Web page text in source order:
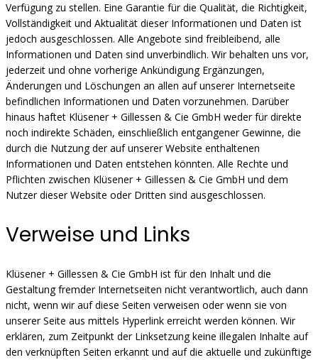
Verfügung zu stellen. Eine Garantie für die Qualität, die Richtigkeit,
Vollständigkeit und Aktualität dieser Informationen und Daten ist
jedoch ausgeschlossen. Alle Angebote sind freibleibend, alle
Informationen und Daten sind unverbindlich. Wir behalten uns vor,
jederzeit und ohne vorherige Ankündigung Ergänzungen,
Änderungen und Löschungen an allen auf unserer Internetseite
befindlichen Informationen und Daten vorzunehmen. Darüber
hinaus haftet Klüsener + Gillessen & Cie GmbH weder für direkte
noch indirekte Schäden, einschließlich entgangener Gewinne, die
durch die Nutzung der auf unserer Website enthaltenen
Informationen und Daten entstehen könnten. Alle Rechte und
Pflichten zwischen Klüsener + Gillessen & Cie GmbH und dem
Nutzer dieser Website oder Dritten sind ausgeschlossen.
Verweise und Links
Klüsener + Gillessen & Cie GmbH ist für den Inhalt und die
Gestaltung fremder Internetseiten nicht verantwortlich, auch dann
nicht, wenn wir auf diese Seiten verweisen oder wenn sie von
unserer Seite aus mittels Hyperlink erreicht werden können. Wir
erklären, zum Zeitpunkt der Linksetzung keine illegalen Inhalte auf
den verknüpften Seiten erkannt und auf die aktuelle und zukünftige